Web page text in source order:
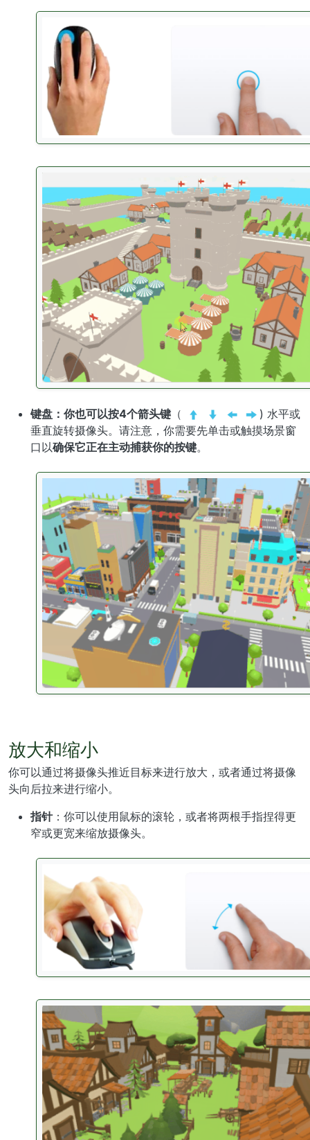
键盘： 你也可以按4个箭头键 （
) 水平或
垂直旋转摄像头。请注意，你需要先单击或触摸场景窗
口以确保它正在主动捕获你的按键。
放大和缩小
你可以通过将摄像头推近目标来进行放大，或者通过将摄像
头向后拉来进行缩小。
指针：你可以使用鼠标的滚轮，或者将两根手指捏得更
窄或更宽来缩放摄像头。